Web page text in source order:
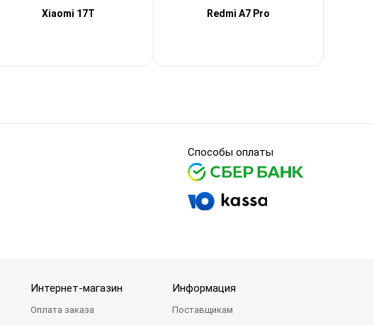
Xiaomi 17T Redmi A7 Pro
Способы оплаты
Интернет-магазин
Оплата заказа
Информация
Поставщикам